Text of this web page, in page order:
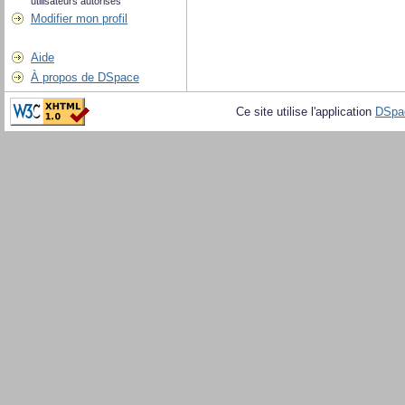
Modifier mon profil
Aide
À propos de DSpace
Ce site utilise l'application